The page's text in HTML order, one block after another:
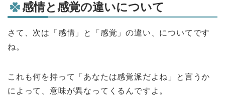
感情と感覚の違いについて
さて、次は
「感情」と「感覚」の違い、についてです
ね。
これも何を持って「あなたは感覚派だよね」と言うか
によって、意味が異なってくるんですよ。